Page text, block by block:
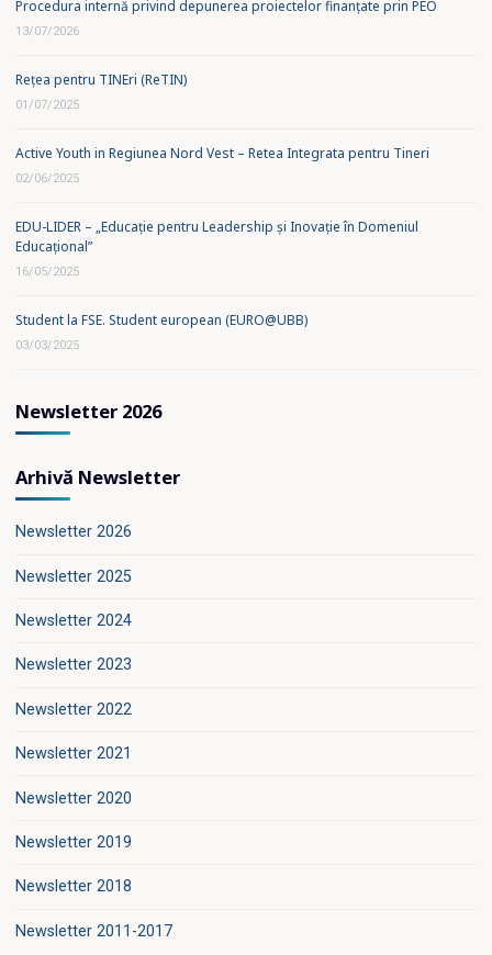
Procedura internă privind depunerea proiectelor finanțate prin PEO
13/07/2026
Rețea pentru TINEri (ReTIN)
01/07/2025
Active Youth in Regiunea Nord Vest – Retea Integrata pentru Tineri
02/06/2025
EDU-LIDER – „Educație pentru Leadership și Inovație în Domeniul
Educațional”
16/05/2025
Student la FSE. Student european (EURO@UBB)
03/03/2025
Newsletter 2026
Arhivă Newsletter
Newsletter 2026
Newsletter 2025
Newsletter 2024
Newsletter 2023
Newsletter 2022
Newsletter 2021
Newsletter 2020
Newsletter 2019
Newsletter 2018
Newsletter 2011-2017